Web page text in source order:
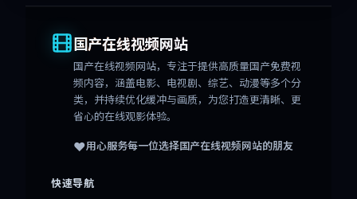
国产在线视频网站
国产在线视频网站，专注于提供高质量国产免费视
频内容，涵盖电影、电视剧、综艺、动漫等多个分
类，并持续优化缓冲与画质，为您打造更清晰、更
省心的在线观影体验。
❤️用心服务每一位选择国产在线视频网站的朋友
快速导航